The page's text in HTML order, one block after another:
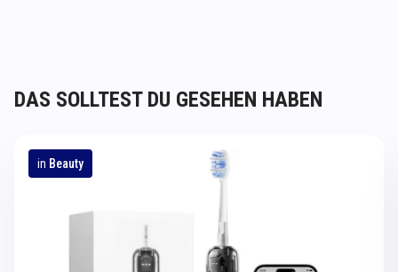
DAS SOLLTEST DU GESEHEN HABEN
in Beauty